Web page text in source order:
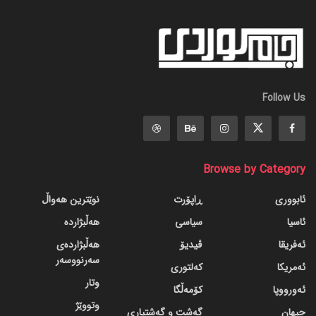
Follow Us
Browse by Category
ئابووری
ئاسیا
ئەفریقا
ئەمریکا
ئەورووپا
جیهان
ڕاپۆرت
سیاسی
ڤیدیۆ
کەلتوری
کۆمەڵگا
گه‌شت و گه‌شتیاری
نوێترین هەواڵ
هەڵبژاردە
هەڵبژاردەی
سەرنووسەر
وتار
وتووێژ